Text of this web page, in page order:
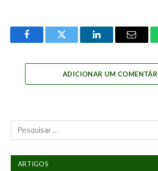
FacebookTwitter LinkedInEmail
ADICIONAR UM
ARTIGOS